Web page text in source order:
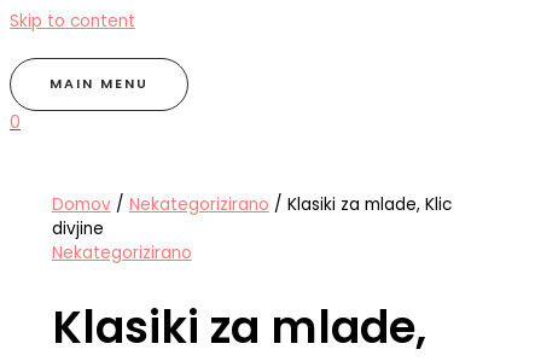
Skip to content
MAIN MENU
0
Domov/ Nekategorizirano / Klasiki za mlade, Klic
divjine
Nekategorizirano
Klasiki za mlade,